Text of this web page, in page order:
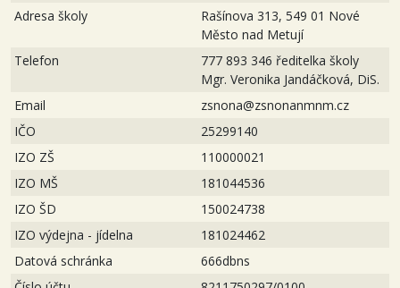
Adresa školy
Rašínova 313, 549 01 Nové
Město nad Metují
Telefon
777 893 346 ředitelka školy
Mgr. Veronika Jandáčková, DiS.
Email
zsnona@zsnonanmnm.cz
IČO
25299140
IZO ZŠ
110000021
IZO MŠ
181044536
IZO ŠD
150024738
IZO výdejna - jídelna
181024462
Datová schránka
666dbns